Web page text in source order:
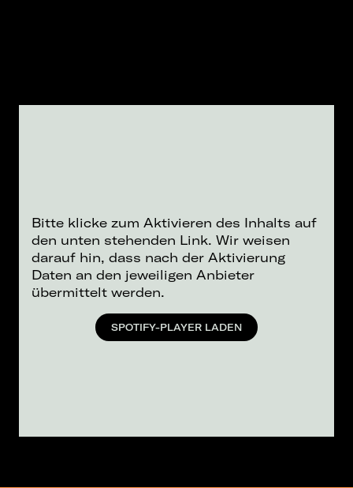
Bitte klicke zum Aktivieren des Inhalts auf
den unten stehenden Link. Wir weisen
darauf hin, dass nach der Aktivierung
Daten an den jeweiligen Anbieter
übermittelt werden.
SPOTIFY-PLAYER LADEN